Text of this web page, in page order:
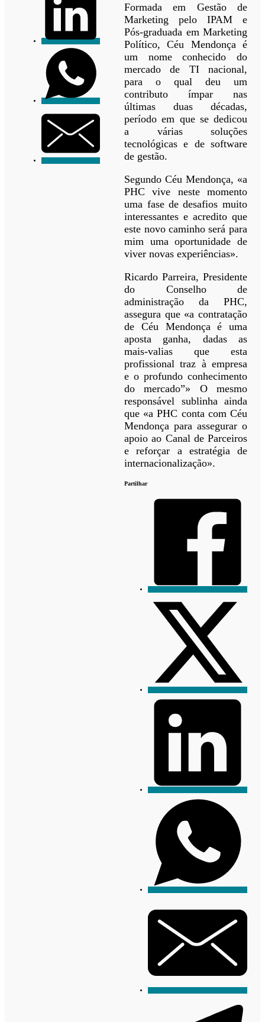
Formada em Gestão de
Marketing pelo IPAM e
Pós-graduada em Marketing
Político, Céu Mendonça é
um nome conhecido do
mercado de TI nacional,
para o qual deu um
contributo ímpar nas
últimas duas décadas,
período em que se dedicou
a várias soluções
tecnológicas e de software
de gestão.
Segundo Céu Mendonça, «a
PHC vive neste momento
uma fase de desafios muito
interessantes e acredito que
este novo caminho será para
mim uma oportunidade de
viver novas experiências».
Ricardo Parreira, Presidente
do Conselho de
administração da PHC,
assegura que «a contratação
de Céu Mendonça é uma
aposta ganha, dadas as
mais-valias que esta
profissional traz à empresa
e o profundo conhecimento
do mercado”» O mesmo
responsável sublinha ainda
que «a PHC conta com Céu
Mendonça para assegurar o
apoio ao Canal de Parceiros
e reforçar a estratégia de
internacionalização».
Partilhar